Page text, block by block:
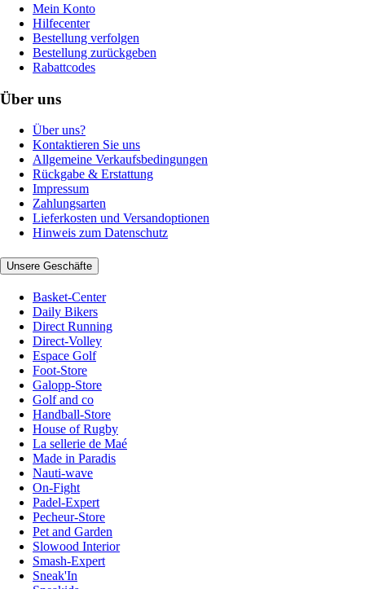
Mein Konto
Hilfecenter
Bestellung verfolgen
Bestellung zurückgeben
Rabattcodes
Über uns
Über uns?
Kontaktieren Sie uns
Allgemeine Verkaufsbedingungen
Rückgabe & Erstattung
Impressum
Zahlungsarten
Lieferkosten und Versandoptionen
Hinweis zum Datenschutz
Unsere Geschäfte
Basket-Center
Daily Bikers
Direct Running
Direct-Volley
Espace Golf
Foot-Store
Galopp-Store
Golf and co
Handball-Store
House of Rugby
La sellerie de Maé
Made in Paradis
Nauti-wave
On-Fight
Padel-Expert
Pecheur-Store
Pet and Garden
Slowood Interior
Smash-Expert
Sneak'In